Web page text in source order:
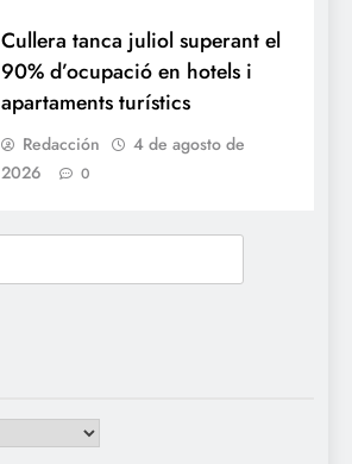
Cullera tanca juliol superant el
90% d’ocupació en hotels i
apartaments turístics
Redacción
4 de agosto de
2026
0